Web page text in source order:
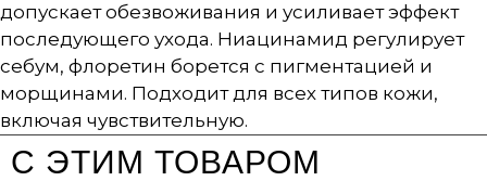
допускает обезвоживания и усиливает эффект
последующего ухода. Ниацинамид регулирует
себум, флоретин борется с пигментацией и
морщинами. Подходит для всех типов кожи,
включая чувствительную.
С ЭТИМ ТОВАРОМ